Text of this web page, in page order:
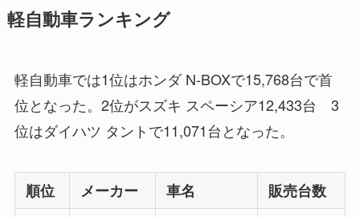
軽自動車ランキング
軽自動車では1位はホンダ N-BOXで15,768台で首
位となった。2位がスズキ スペーシア12,433台 3
位はダイハツ タントで11,071台となった。
順位 メーカー 車名
販売台数